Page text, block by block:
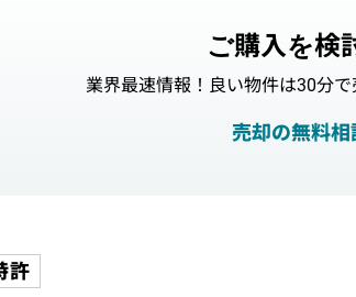
ご購入を検
業界最速情報！良い物件は30分で
売却の無料相
許